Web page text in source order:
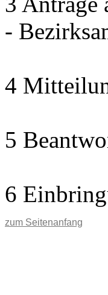
-
4
5
6
zum Seitenanfang